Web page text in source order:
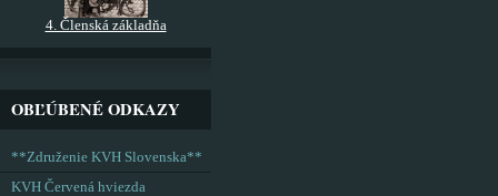
4. Členská základňa
OBĽÚBENÉ ODKAZY
**Združenie KVH Slovenska**
KVH Červená hviezda